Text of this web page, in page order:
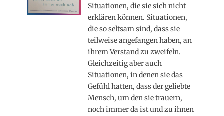
Situationen, die sie sich nicht
erklären können. Situationen,
die so seltsam sind, dass sie
teilweise angefangen haben, an
ihrem Verstand zu zweifeln.
Gleichzeitig aber auch
Situationen, in denen sie das
Gefühl hatten, dass der geliebte
Mensch, um den sie trauern,
noch immer da ist und zu ihnen